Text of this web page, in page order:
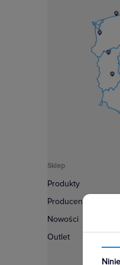
Sklep
Produkty
Producenci
Nowości
Outlet